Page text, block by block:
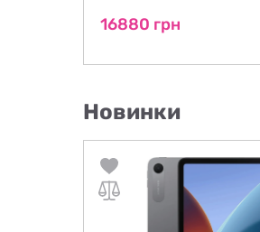
16880 грн
Новинки